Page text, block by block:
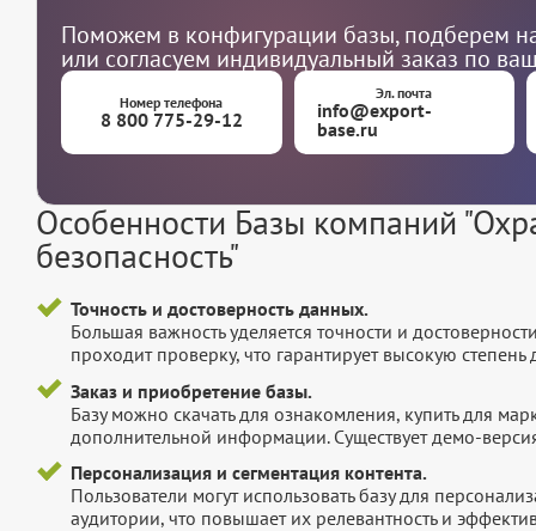
Поможем в конфигурации базы, подберем
или согласуем индивидуальный заказ по
Номер телефона
8 800 775-29-12
Эл. почта
info@export-
base.ru
Особенности Базы компаний
безопасность"
Точность и достоверность данных.
Большая важность уделяется точности и
проходит проверку, что гарантирует высокую
Заказ и приобретение базы.
Базу можно скачать для ознакомления, купить для
дополнительной информации. Существует демо-
Персонализация и сегментация контента.
Пользователи могут использовать базу для
аудитории, что повышает их релевантность и